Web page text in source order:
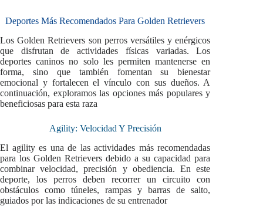
Deportes Más Recomendados Para Golden Retrievers
Los Golden Retrievers son perros versátiles y enérgicos
que disfrutan de actividades físicas variadas. Los
deportes caninos no solo les permiten mantenerse en
forma, sino que también fomentan su bienestar
emocional y fortalecen el vínculo con sus dueños. A
continuación, exploramos las opciones más populares y
beneficiosas para esta raza
Agility: Velocidad Y Precisión
El agility es una de las actividades más recomendadas
para los Golden Retrievers debido a su capacidad para
combinar velocidad, precisión y obediencia. En este
deporte, los perros deben recorrer un circuito con
obstáculos como túneles, rampas y barras de salto,
guiados por las indicaciones de su entrenador